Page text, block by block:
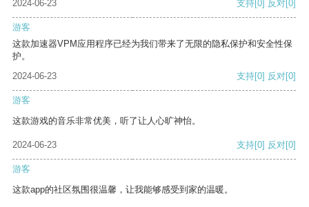
2024-06-23
支持[0] 反对[0]
游客
这款加速器VPM应用程序已经为我们带来了无限的隐私保护和安全性保
护。
2024-06-23
支持[0] 反对[0]
游客
这款游戏的音乐非常优美，听了让人心旷神怡。
2024-06-23 支持[0] 反对[0]
游客
这款app的社区氛围很温馨，让我能够感受到家的温暖。